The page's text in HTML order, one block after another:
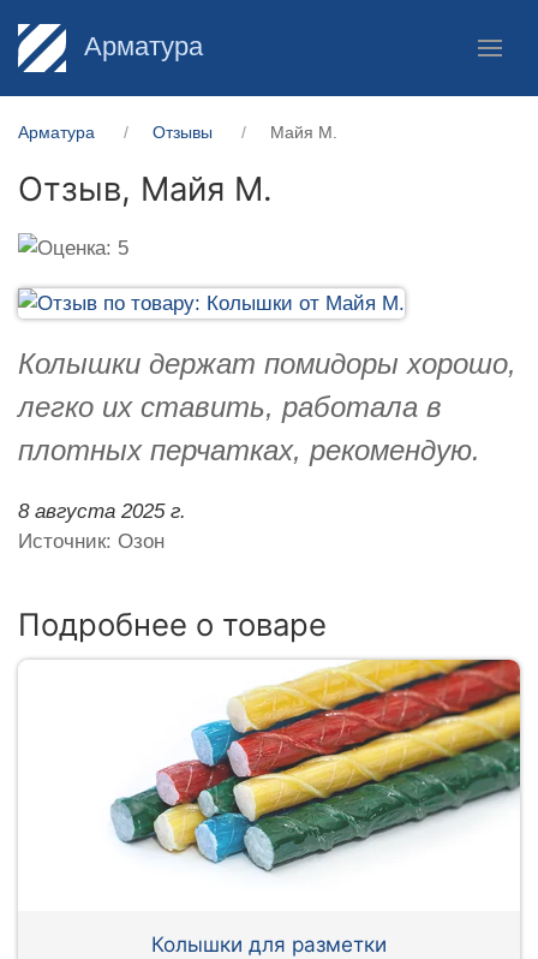
Арматура
Арматура Отзывы Майя М.
Отзыв, Майя М.
Колышки держат помидоры хорошо,
легко их ставить, работала в
плотных перчатках, рекомендую.
8 августа 2025 г.
Источник: Озон
Подробнее о товаре
Колышки для разметки